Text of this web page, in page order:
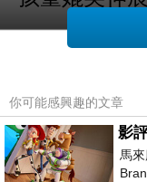
魔術高帽曙
每扇門都通
轉變每齣冷
你可能感興趣的文章
馬